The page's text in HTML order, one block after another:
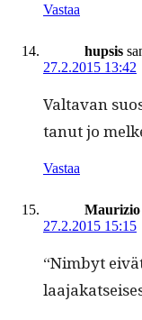
Vastaa
hupsis
27.2.2015 13:42
Val­ta­van
tanut jo
Vastaa
Maurizio
27.2.2015 15:15
“Nim­byt